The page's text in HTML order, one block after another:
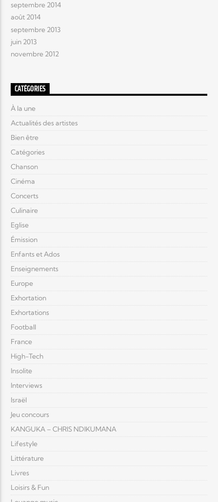
septembre 2014
août 2014
septembre 2013
juin 2013
novembre 2012
CATÉGORIES
À la une
Actualités des artistes
Bien être
Catégories
Chanson
Cinéma
Concerts
Culinaire
Eglise
Émission
Enfants et Ados
Enseignements
Europe
Exhortation
Exhortations
Football
France
High-Tech
Insolite
Interviews
Israël
Jeu concours
KANGUKA – CHRIS NDIKUMANA
Lifestyle
Littérature
Livres
Loisirs & Fun